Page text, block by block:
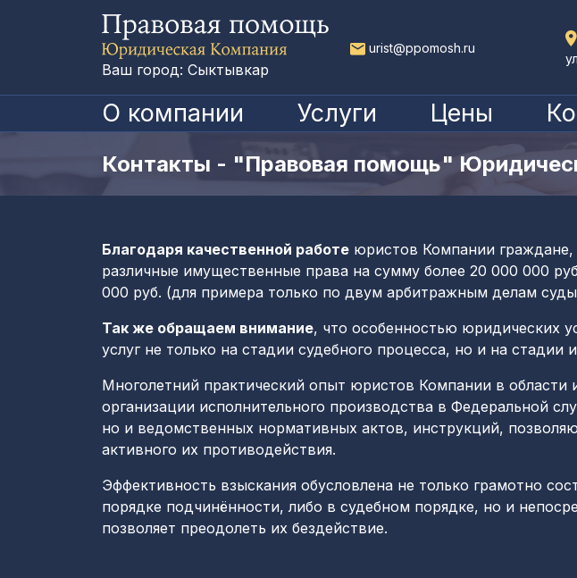
Ваш город: Сыктывкар
urist@ppomosh.ru
О компании Услуги Цены
Контакты - "Правовая помощь"
Благодаря качественной работе юристов Компании
различные имущественные права на сумму более 20 000 000
000 руб. (для примера только по двум арбитражным делам
Так же обращаем внимание, что особенностью юридических
услуг не только на стадии судебного процесса, но и на стадии
Многолетний практический опыт юристов Компании в
организации исполнительного производства в Федеральной
но и ведомственных нормативных актов, инструкций,
активного их противодействия.
Эффективность взыскания обусловлена не только грамотно
порядке подчинённости, либо в судебном порядке, но и
позволяет преодолеть их бездействие.